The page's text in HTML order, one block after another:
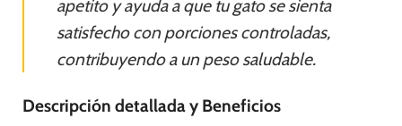
apetito y ayuda a que tu gato se sienta
satisfecho con porciones controladas,
contribuyendo a un peso saludable.
Descripción detallada y Beneficios